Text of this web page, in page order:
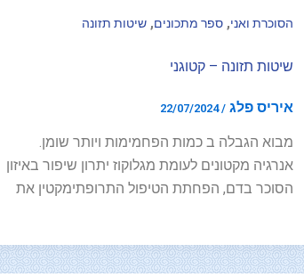
הסוכרת ואני, ספר מתכונים, שיטות תזונה
שיטות תזונה – קטוגני
איריס פלג /
22/07/2024
מבוא הגבלה ב כמות הפחמימות ויותר שומן.
אנרגיה מקטונים לעומת מגלוקוז יתרון שיפור באיזון
הסוכר בדם, הפחתת הטיפול התרופתימקטין את